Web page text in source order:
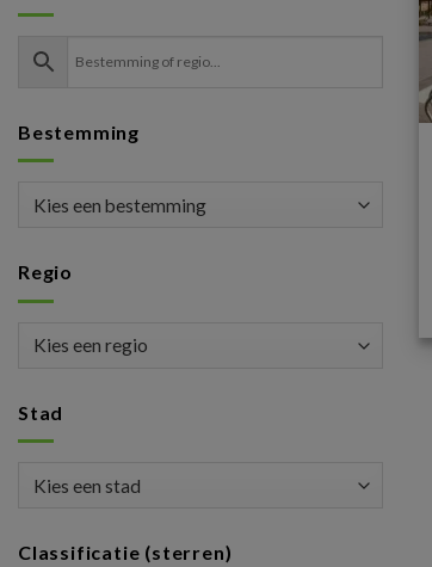
Bestemming
Regio
Stad
Classificatie (sterren)